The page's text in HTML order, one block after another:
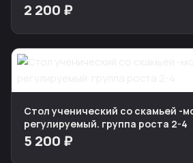
2 200 ₽
Стол ученический со скамьей -
регулируемый. группа роста 2-4
5 200 ₽